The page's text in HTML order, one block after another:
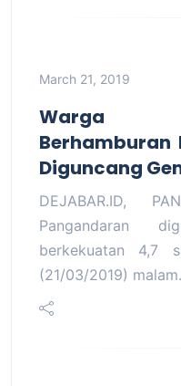
March 21, 2019
Warga
Berhamburan
Diguncang
DEJABAR.ID,
Pangandaran
berkekuatan 4,7
(21/03/2019)